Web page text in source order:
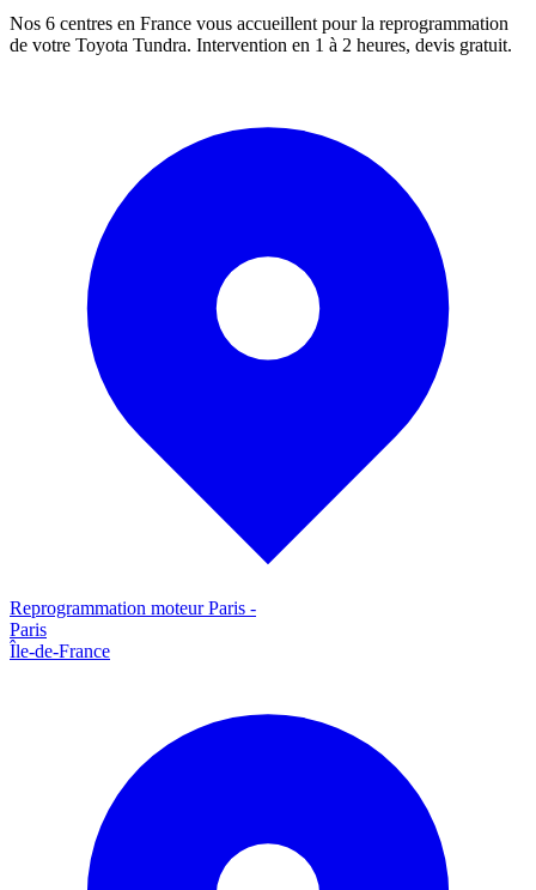
Nos 6 centres en France vous accueillent pour la reprogrammation
de votre Toyota Tundra. Intervention en 1 à 2 heures, devis gratuit.
Reprogrammation moteurParis -
Paris
Île-de-France